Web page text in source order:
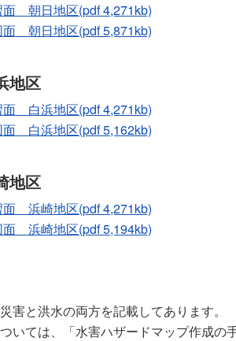
面 朝日地区(pdf 4,271kb)
面 朝日地区(pdf 5,871kb)
地区
面 白浜地区(pdf 4,271kb)
面 白浜地区(pdf 5,162kb)
地区
面 浜崎地区(pdf 4,271kb)
面 浜崎地区(pdf 5,194kb)
害と洪水の両方を記載してあります。
いては、「水害ハザードマップ作成の